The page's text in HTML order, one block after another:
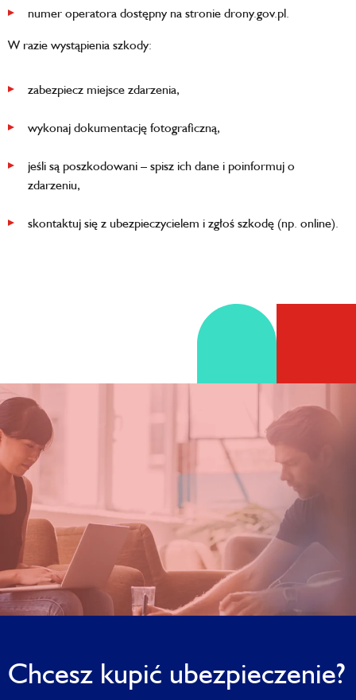
numer operatora dostępny na stronie drony.gov.pl.
W razie wystąpienia szkody:
zabezpiecz miejsce zdarzenia,
wykonaj dokumentację fotograficzną,
jeśli są poszkodowani – spisz ich dane i poinformuj o
zdarzeniu,
skontaktuj się z ubezpieczycielem i zgłoś szkodę (np. online).
Chcesz kupić ubezpieczenie?